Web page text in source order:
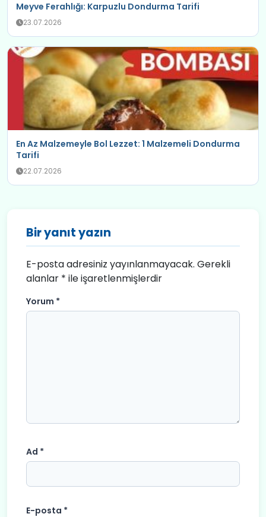
Meyve Ferahlığı: Karpuzlu Dondurma Tarifi
23.07.2026
En Az Malzemeyle Bol Lezzet: 1 Malzemeli Dondurma
Tarifi
22.07.2026
Bir yanıt yazın
E-posta adresiniz yayınlanmayacak. Gerekli
alanlar * ile işaretlenmişlerdir
Yorum *
Ad *
E-posta *